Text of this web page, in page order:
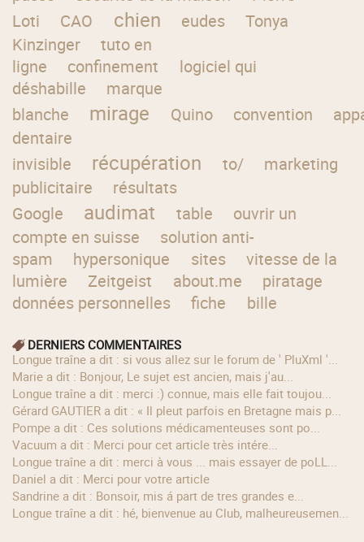
Loti
CAO chien eudes
Tonya
Kinzinger
tuto en
ligne
confinement
logiciel qui
déshabille
marque
blanche
mirage Quino convention
dentaire
invisible
récupération to/
marketing
publicitaire
résultats
Google
audimat table
ouvrir un
compte en suisse
solution anti-
spam
hypersonique sites
vitesse de la
lumière
Zeitgeist about.me
piratage
données personnelles
fiche bille
DERNIERS COMMENTAIRES
longue traîne a dit : si vous allez sur le forum de ' PluXml '...
Marie a dit : Bonjour, Le sujet est ancien, mais j'au...
longue traîne a dit : merci :) connue, mais elle fait toujou...
Gérard GAUTIER a dit : « Il pleut parfois en Bretagne mais p...
Pompe a dit : Ces solutions médicamenteuses sont po...
Vacuum a dit : Merci pour cet article très intére...
longue traîne a dit : merci à vous ... mais essayer de poLL...
Daniel a dit : Merci pour votre article
Sandrine a dit : Bonsoir, mis á part de tres grandes e...
longue traîne a dit : hé, bienvenue au Club, malheureusemen...